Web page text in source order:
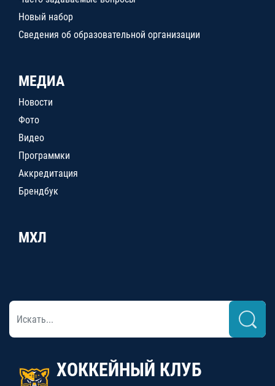
Новый набор
Сведения об образовательной организации
МЕДИА
Новости
Фото
Видео
Программки
Аккредитация
Брендбук
МХЛ
ХОККЕЙНЫЙ КЛУБ